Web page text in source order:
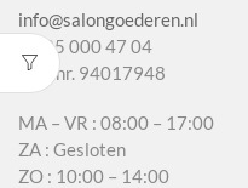
info@salongoederen.nl
T 085 000 47 04
KvK nr. 94017948
MA – VR : 08:00 – 17:00
ZA : Gesloten
ZO : 10:00 – 14:00